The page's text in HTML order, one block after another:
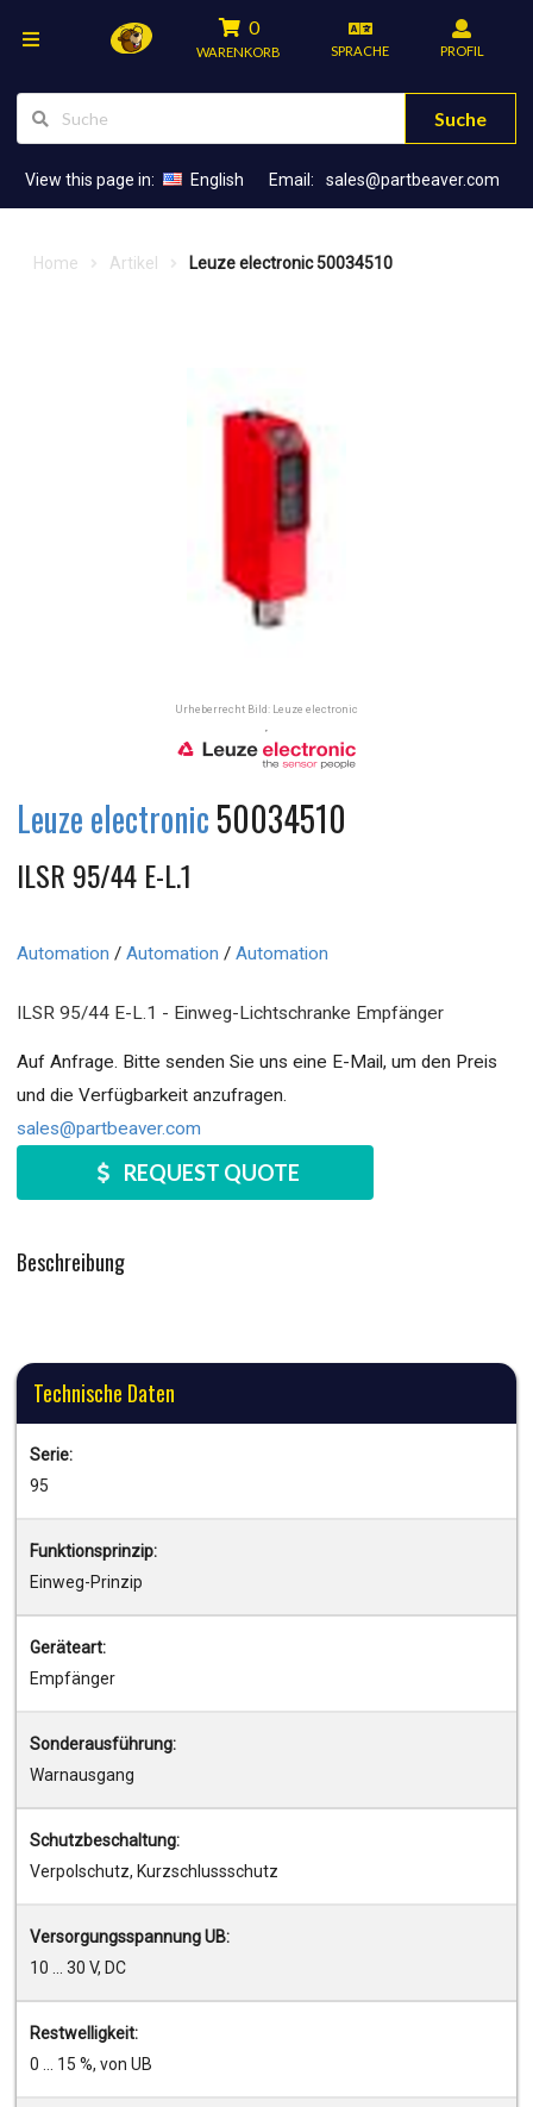
0
WARENKORB SPRACHE PROFIL
Suche
View this page in: English Email: sales@partbeaver.com
Home Artikel Leuze electronic 50034510
Urheberrecht Bild: Leuze electronic
Leuze electronic50034510
ILSR 95/44 E-L.1
Automation / Automation / Automation
ILSR 95/44 E-L.1 - Einweg-Lichtschranke Empfänger
Auf Anfrage. Bitte senden Sie uns eine E-Mail, um den Preis
und die Verfügbarkeit anzufragen.
sales@partbeaver.com
REQUEST QUOTE
Beschreibung
Technische Daten
Serie:
95
Funktionsprinzip:
Einweg-Prinzip
Geräteart:
Empfänger
Sonderausführung:
Warnausgang
Schutzbeschaltung:
Verpolschutz, Kurzschlussschutz
Versorgungsspannung UB:
10 ... 30 V, DC
Restwelligkeit:
0 ... 15 %, von UB